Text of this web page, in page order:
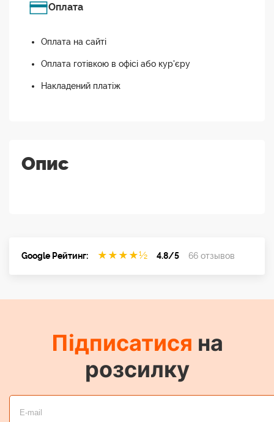
Оплата
Оплата на сайті
Оплата готівкою в офісі або кур'єру
Накладений платіж
Опис
Google Рейтинг: ★ ★ ★ ★½ 4.8/5 66 отзывов
Підписатися на
розсилку